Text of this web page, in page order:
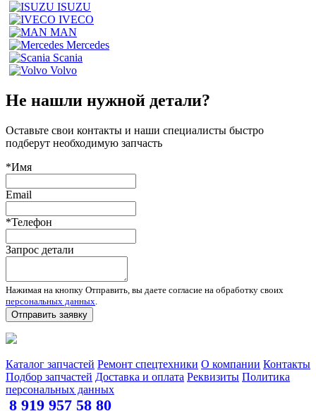
ISUZU
IVECO
MAN
Mercedes
Scania
Volvo
Не нашли нужной детали?
Оставьте свои контакты и наши специалисты быстро
подберут необходимую запчасть
*Имя
Email
*Телефон
Запрос детали
Нажимая на кнопку Отправить, вы даете согласие на обработку своих
персональных данных.
Отправить заявку
Каталог запчастей Ремонт спецтехники О компании Контакты
Подбор запчастей Доставка и оплата Реквизиты Политика
персональных данных
8 919 957 58 80